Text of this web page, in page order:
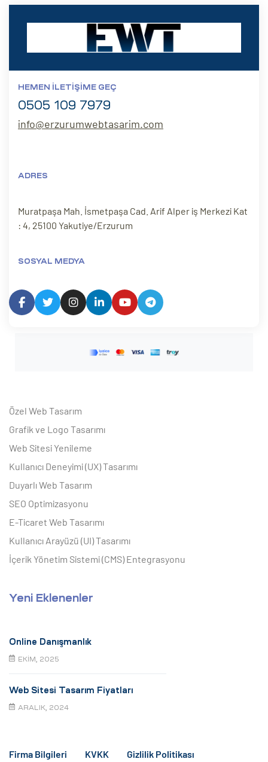
HEMEN İLETIŞIME GEÇ
0505 109 7979
info@erzurumwebtasarim.com
ADRES
Muratpaşa Mah. İsmetpaşa Cad. Arif Alper iş Merkezi Kat
: 4, 25100 Yakutiye/Erzurum
SOSYAL MEDYA
Özel Web Tasarım
Grafik ve Logo Tasarımı
Web Sitesi Yenileme
Kullanıcı Deneyimi (UX) Tasarımı
Duyarlı Web Tasarım
SEO Optimizasyonu
E-Ticaret Web Tasarımı
Kullanıcı Arayüzü (UI) Tasarımı
İçerik Yönetim Sistemi (CMS) Entegrasyonu
Yeni Eklenenler
Online Danışmanlık
EKIM, 2025
Web Sitesi Tasarım Fiyatları
ARALIK, 2024
Firma Bilgileri KVKK
Gizlilik Politikası